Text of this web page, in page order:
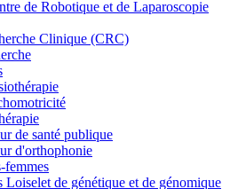
de Robotique et de Laparoscopie
Clinique (CRC)
de santé publique
d'orthophonie
femmes
Loiselet de génétique et de génomique